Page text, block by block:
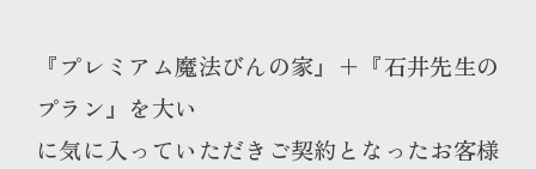
『プレミアム魔法びんの家』＋『石井先生の
プラン』を大い
に気に入っていただきご契約となったお客様